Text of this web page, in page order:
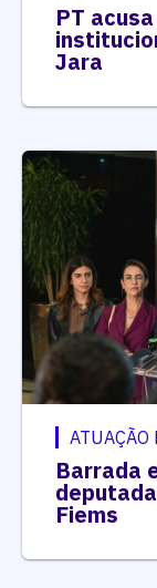
PT
Jara
ATUAÇÃO
Barrada
Fiems